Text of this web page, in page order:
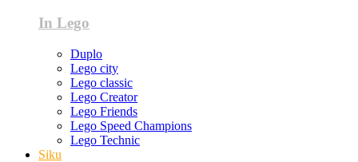
In Lego
Duplo
Lego city
Lego classic
Lego Creator
Lego Friends
Lego Speed Champions
Lego Technic
Siku